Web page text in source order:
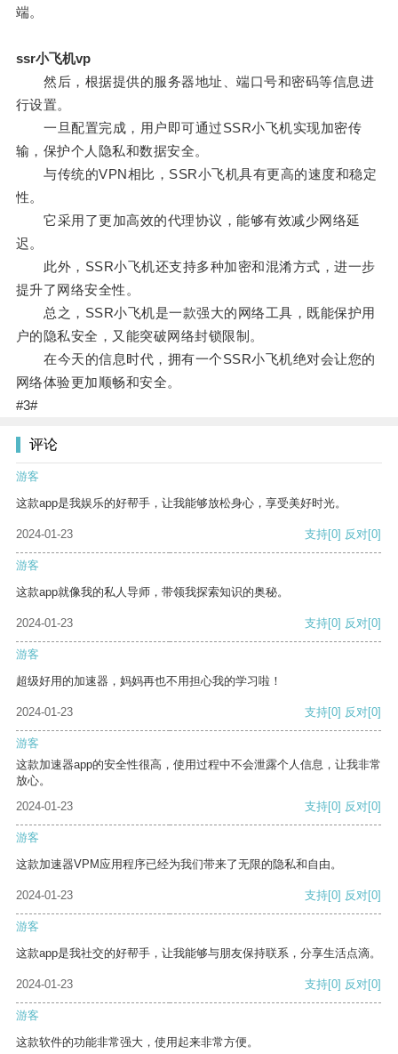
端。
ssr小飞机vp
然后，根据提供的服务器地址、端口号和密码等信息进
行设置。
一旦配置完成，用户即可通过SSR小飞机实现加密传
输，保护个人隐私和数据安全。
与传统的VPN相比，SSR小飞机具有更高的速度和稳定
性。
它采用了更加高效的代理协议，能够有效减少网络延
迟。
此外，SSR小飞机还支持多种加密和混淆方式，进一步
提升了网络安全性。
总之，SSR小飞机是一款强大的网络工具，既能保护用
户的隐私安全，又能突破网络封锁限制。
在今天的信息时代，拥有一个SSR小飞机绝对会让您的
网络体验更加顺畅和安全。
#3#
评论
游客
这款app是我娱乐的好帮手，让我能够放松身心，享受美好时光。
2024-01-23 支持[0] 反对[0]
游客
这款app就像我的私人导师，带领我探索知识的奥秘。
2024-01-23 支持[0] 反对[0]
游客
超级好用的加速器，妈妈再也不用担心我的学习啦！
2024-01-23 支持[0] 反对[0]
游客
这款加速器app的安全性很高，使用过程中不会泄露个人信息，让我非常
放心。
2024-01-23
支持[0] 反对[0]
游客
这款加速器VPM应用程序已经为我们带来了无限的隐私和自由。
2024-01-23 支持[0] 反对[0]
游客
这款app是我社交的好帮手，让我能够与朋友保持联系，分享生活点滴。
2024-01-23 支持[0] 反对[0]
游客
这款软件的功能非常强大，使用起来非常方便。